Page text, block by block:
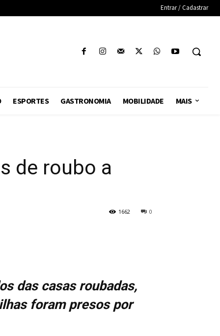
Entrar / Cadastrar
ESPORTES GASTRONOMIA MOBILIDADE MAIS
de roubo a
0
1662
das casas roubadas,
foram presos por